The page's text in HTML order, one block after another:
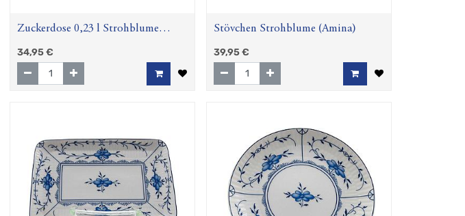
Zuckerdose 0,23 l Strohblume
(Amina) m. Griff
34,95€
Stövchen Strohblume (Amina)
39,95€